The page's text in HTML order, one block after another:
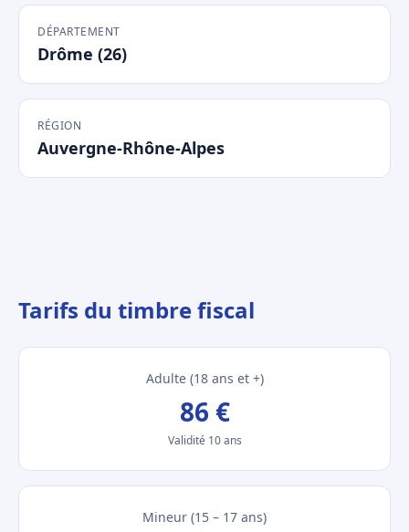
DÉPARTEMENT
Drôme (26)
RÉGION
Auvergne-Rhône-Alpes
Tarifs du timbre fiscal
Adulte (18 ans et +)
86 €
Validité 10 ans
Mineur (15 – 17 ans)